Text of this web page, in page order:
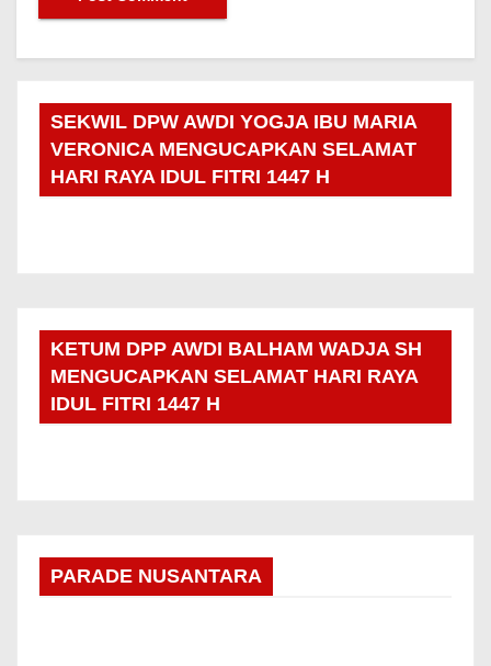
SEKWIL DPW AWDI YOGJA IBU MARIA
VERONICA MENGUCAPKAN SELAMAT
HARI RAYA IDUL FITRI 1447 H
KETUM DPP AWDI BALHAM WADJA SH
MENGUCAPKAN SELAMAT HARI RAYA
IDUL FITRI 1447 H
PARADE NUSANTARA